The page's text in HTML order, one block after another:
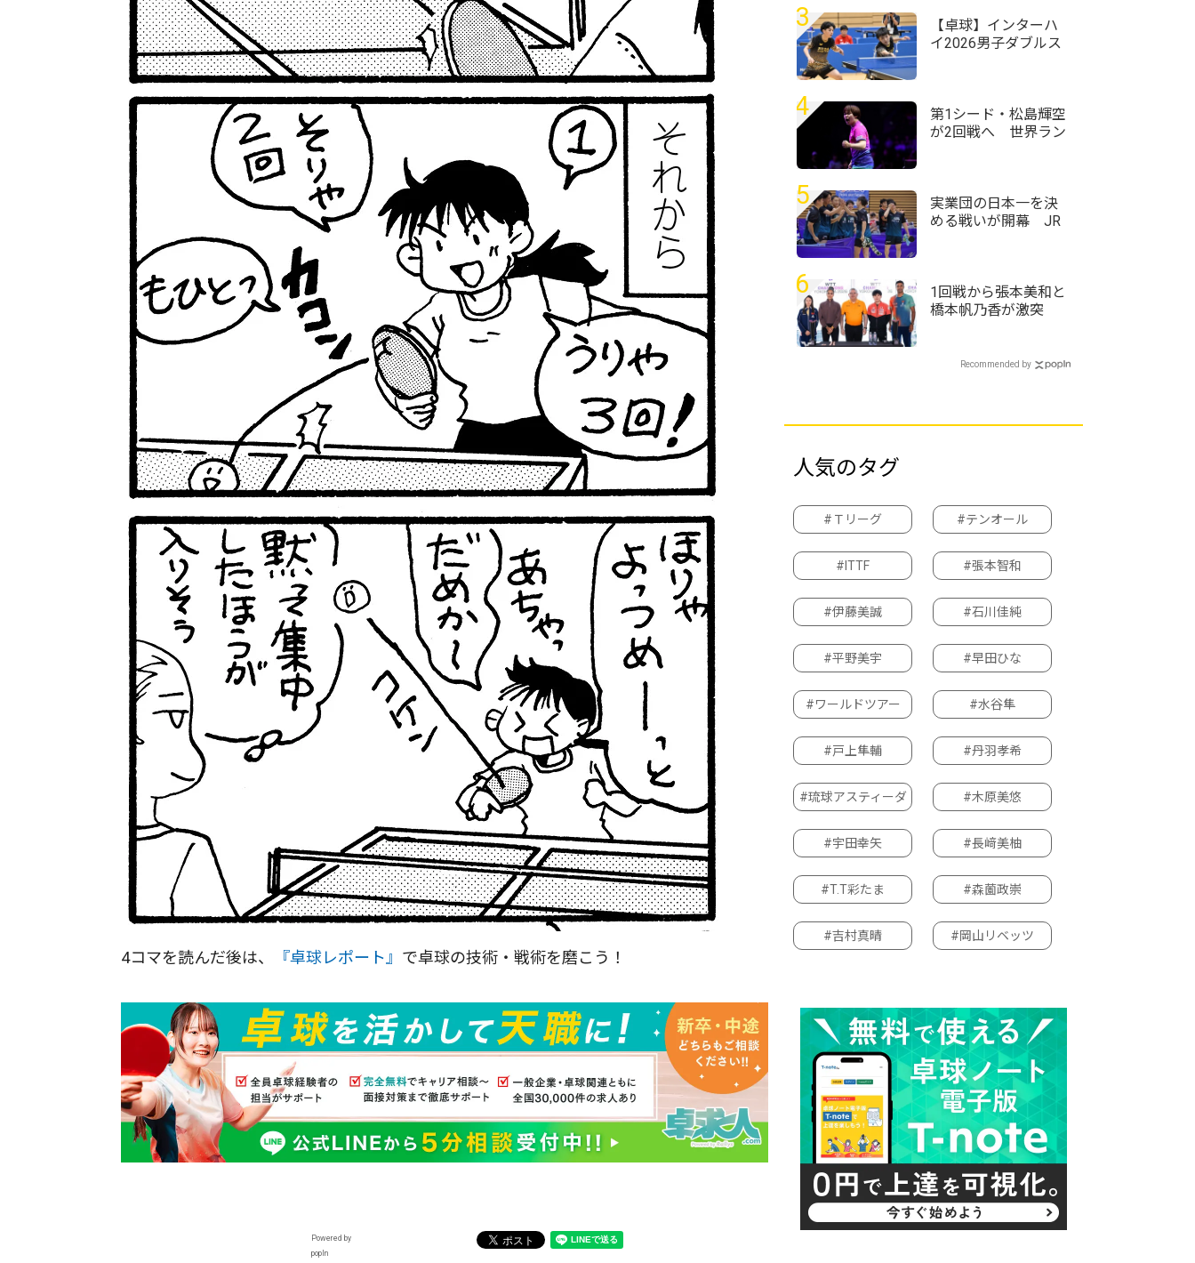
4コマを読んだ後は、 『卓球レポート』 で卓球の技術・戦術を磨こう！
Powered by
popIn
ープス・カブ・バン
ビの部）千葉県予選
3
【卓球】インターハ
イ2026男子ダブルス
1シードに
4
第1シード・松島輝空
が2回戦へ 世界ラン
＞
5
実業団の日本一を決
める戦いが開幕 JR
実業団卓球選手権大
会＞
6
1回戦から張本美和と
橋本帆乃香が激突
施＜卓球・WTTチャ
Recommended by
人気のタグ
#Ｔリーグ #テンオール
#ITTF #張本智和
#伊藤美誠 #石川佳純
#平野美宇 #早田ひな
#ワールドツアー #水谷隼
#戸上隼輔 #丹羽孝希
#琉球アスティーダ #木原美悠
#宇田幸矢 #長﨑美柚
#T.T彩たま #森薗政崇
#吉村真晴 #岡山リベッツ